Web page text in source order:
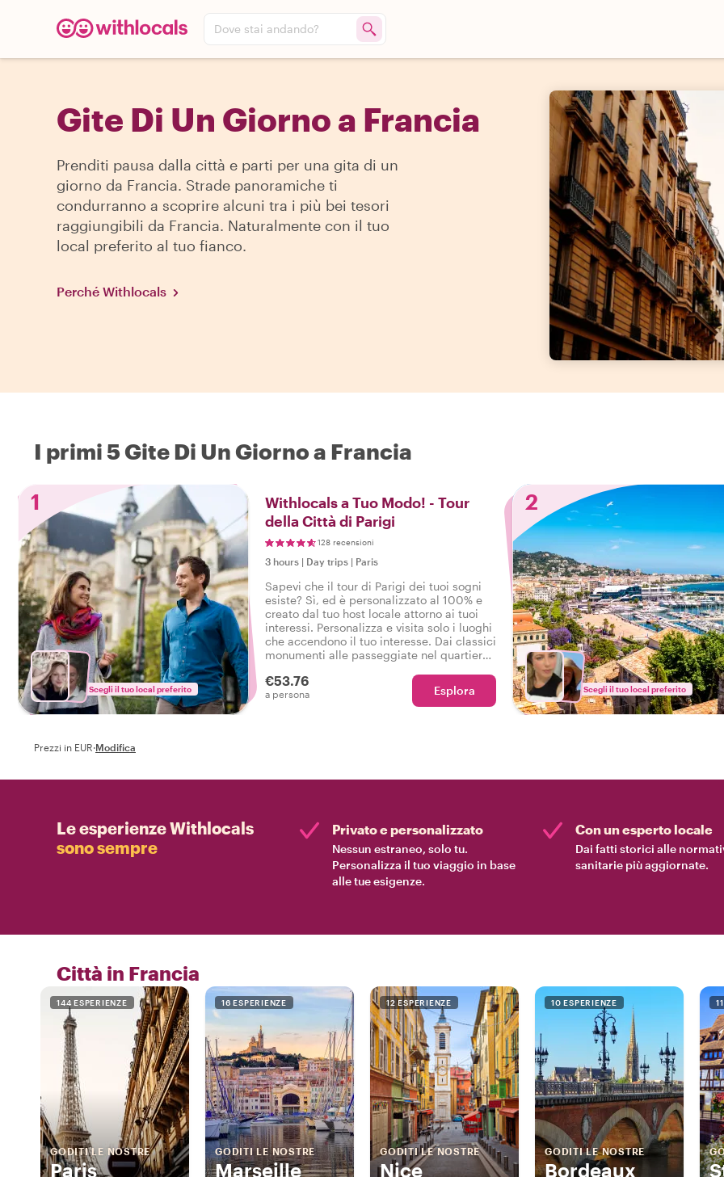
Dove stai andando?
Gite Di Un Giorno a Francia
Prenditi pausa dalla città e parti per una gita di un
giorno da Francia. Strade panoramiche ti
condurranno a scoprire alcuni tra i più bei tesori
raggiungibili da Francia. Naturalmente con il tuo
local preferito al tuo fianco.
Perché Withlocals
I primi 5 Gite Di Un Giorno a Francia
1
Scegli il tuo local preferito
Withlocals a Tuo Modo! - Tour
della Città di Parigi
128 recensioni
3 hours | Day trips | Paris
Sapevi che il tour di Parigi dei tuoi sogni
esiste? Sì, ed è personalizzato al 100% e
creato dal tuo host locale attorno ai tuoi
interessi. Personalizza e visita solo i luoghi
che accendono il tuo interesse. Dai classici
monumenti alle passeggiate nel quartiere,
€53.76
a persona Esplora
2
Scegli il tuo local preferito
Prezzi in EUR·Modifica
Le esperienze Withlocals
sono sempre
Privato e personalizzato
Nessun estraneo, solo tu.
Personalizza il tuo viaggio in base
alle tue esigenze.
Con un esperto locale
Dai fatti storici alle
sanitarie più aggiornate.
Città in Francia
144 ESPERIENZE
GODITI LE NOSTRE
Paris
16 ESPERIENZE
GODITI LE NOSTRE
Marseille
12 ESPERIENZE
GODITI LE NOSTRE
Nice
10 ESPERIENZE
GODITI LE NOSTRE
Bordeaux